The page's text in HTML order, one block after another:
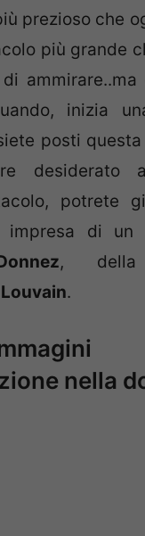
prezioso che
più grande
ammirare..ma
inizia
posti questa
desiderato
potrete
impresa di un
, della
.
nella